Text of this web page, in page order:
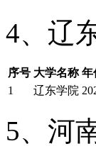
4、辽
序号 大学名称 年
1
辽东学院
5、河